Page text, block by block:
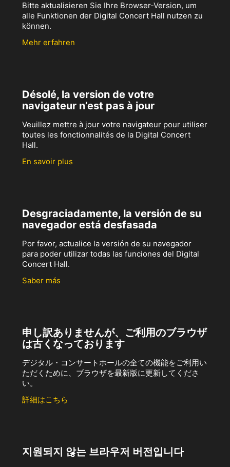
Bitte aktualisieren Sie Ihre Browser-Version, um
alle Funktionen der Digital Concert Hall nutzen zu
können.
Mehr erfahren
Désolé, la version de votre
navigateur n’est pas à jour
Veuillez mettre à jour votre navigateur pour utiliser
toutes les fonctionnalités de la Digital Concert
Hall.
En savoir plus
Desgraciadamente, la versión de su
navegador está desfasada
Por favor, actualice la versión de su navegador
para poder utilizar todas las funciones del Digital
Concert Hall.
Saber más
申し訳ありませんが、ご利用のブラウザ
は古くなっております
デジタル・コンサートホールの全ての機能をご利用い
ただくために、ブラウザを最新版に更新してくださ
い。
詳細はこちら
지원되지 않는 브라우저 버전입니다